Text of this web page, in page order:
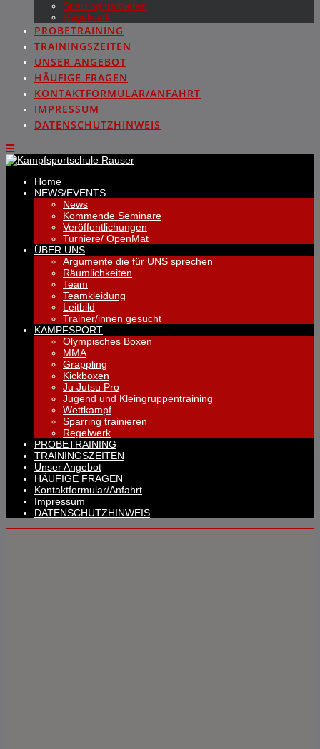
Sparring trainieren
Regelwerk
PROBETRAINING
TRAININGSZEITEN
UNSER ANGEBOT
HÄUFIGE FRAGEN
KONTAKTFORMULAR/ANFAHRT
IMPRESSUM
DATENSCHUTZHINWEIS
Home
NEWS/EVENTS
News
Kommende Seminare
Veröffentlichungen
Turniere/ OpenMat
ÜBER UNS
Argumente die für UNS sprechen
Räumlichkeiten
Team
Teamkleidung
Leitbild
Trainer/innen gesucht
KAMPFSPORT
Olympisches Boxen
MMA
Grappling
Kickboxen
Ju Jutsu Pro
Jugend und Kleingruppentraining
Wettkampf
Sparring trainieren
Regelwerk
PROBETRAINING
TRAININGSZEITEN
Unser Angebot
HÄUFIGE FRAGEN
Kontaktformular/Anfahrt
Impressum
DATENSCHUTZHINWEIS